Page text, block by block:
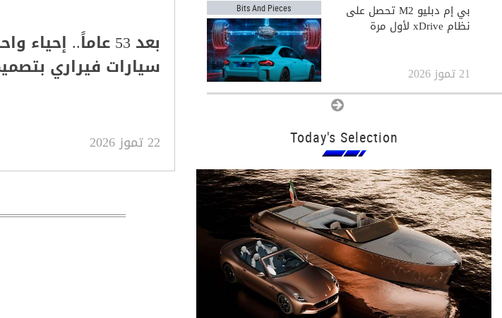
بعد 53 عاماً..
سيارات فيراري
22 تموز 2026
Bits And Pieces بي إم دبليو M2 تحصل على
نظام xDrive لأول مرة
21 تموز 2026
Today's Selection